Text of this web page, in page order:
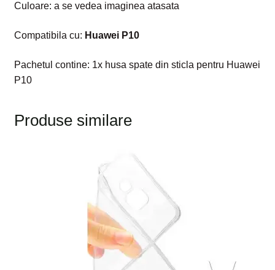
Culoare: a se vedea imaginea atasata
Compatibila cu: Huawei P10
Pachetul contine: 1x husa spate din sticla pentru Huawei
P10
Produse similare